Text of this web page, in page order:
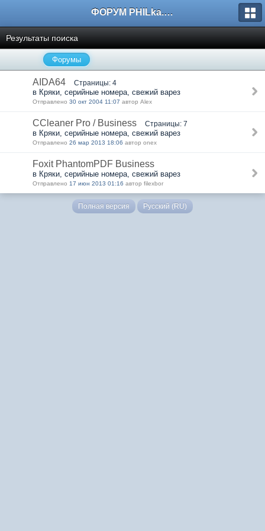
ФОРУМ PHILka.RU
Результаты поиска
Форумы
AIDA64 Страницы: 4
в Кряки, серийные номера, свежий варез
Отправлено 30 окт 2004 11:07 автор Alex
CCleaner Pro / Business Страницы: 7
в Кряки, серийные номера, свежий варез
Отправлено 26 мар 2013 18:06 автор onex
Foxit PhantomPDF Business
в Кряки, серийные номера, свежий варез
Отправлено 17 июн 2013 01:16 автор filexbor
Полная версия Русский (RU)